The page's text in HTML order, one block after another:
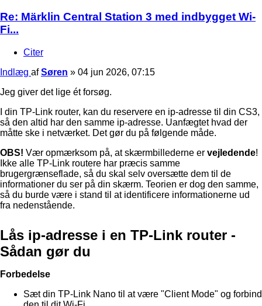
Re: Märklin Central Station 3 med indbygget Wi-
Fi...
Citer
Indlæg afSøren » 04 jun 2026, 07:15
Jeg giver det lige ét forsøg.
I din TP-Link router, kan du reservere en ip-adresse til din CS3,
så den altid har den samme ip-adresse. Uanfægtet hvad der
måtte ske i netværket. Det gør du på følgende måde.
OBS! Vær opmærksom på, at skærmbillederne er vejledende!
Ikke alle TP-Link routere har præcis samme
brugergrænseflade, så du skal selv oversætte dem til de
informationer du ser på din skærm. Teorien er dog den samme,
så du burde være i stand til at identificere informationerne ud
fra nedenstående.
Lås ip-adresse i en TP-Link router -
Sådan gør du
Forbedelse
Sæt din TP-Link Nano til at være "Client Mode" og forbind